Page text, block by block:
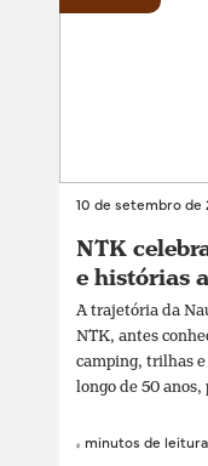
10 de setembro de
NTK
e histórias
A trajetória da
NTK, antes
camping, trilhas
longo de 50
4 minutos de leitura